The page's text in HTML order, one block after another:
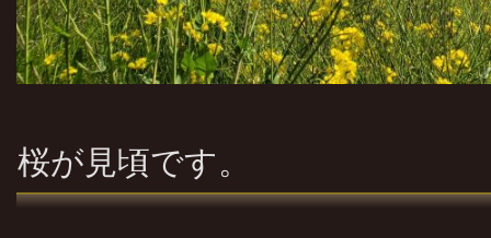
桜が見頃です。